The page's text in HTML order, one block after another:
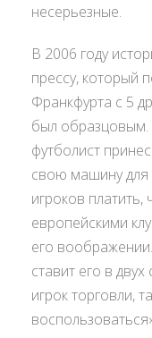
несерьезные.
В 2006 году
прессу, который
Франкфурта с 5
был образцовым.
футболист
свою машину для
игроков
европейскими
его
ставит его в
игрок торговли,